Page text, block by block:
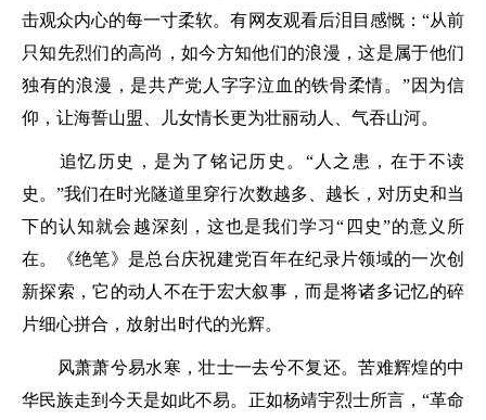
击观众内心的每一寸柔软。有网友观看后泪目感慨：“从前
只知先烈们的高尚，如今方知他们的浪漫，这是属于他们
独有的浪漫，是共产党人字字泣血的铁骨柔情。”因为信
仰，让海誓山盟、儿女情长更为壮丽动人、气吞山河。
追忆历史，是为了铭记历史。“人之患，在于不读
史。”我们在时光隧道里穿行次数越多、越长，对历史和当
下的认知就会越深刻，这也是我们学习“四史”的意义所
在。《绝笔》是总台庆祝建党百年在纪录片领域的一次创
新探索，它的动人不在于宏大叙事，而是将诸多记忆的碎
片细心拼合，放射出时代的光辉。
风萧萧兮易水寒，壮士一去兮不复还。苦难辉煌的中
华民族走到今天是如此不易。正如杨靖宇烈士所言，“革命